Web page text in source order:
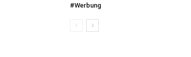
#Werbung